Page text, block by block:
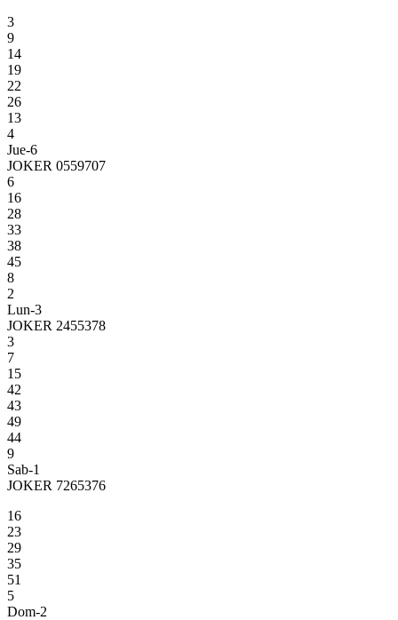
3
9
14
19
22
26
13
4
Jue-6
JOKER 0559707
6
16
28
33
38
45
8
2
Lun-3
JOKER 2455378
3
7
15
42
43
49
44
9
Sab-1
JOKER 7265376
16
23
29
35
51
5
Dom-2